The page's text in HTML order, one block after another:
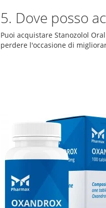
5. Dove posso
Puoi acquistare Stanozolol
perdere l'occasione di